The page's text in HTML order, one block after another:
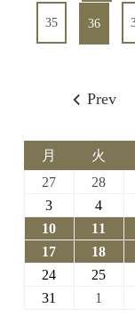
35 36
Prev
月
曜
火
曜
272026-
27
282026-
32026-
08-
03
42026-
08-
04
102026-
08-
11
08-
11
172026-
08-
182026-
08-
242026-
252026-
31 1